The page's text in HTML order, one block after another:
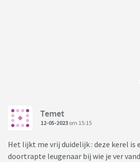
Temet
12-05-2023 om 15:15
Het lijkt me vrij duidelijk : deze kerel is
doortrapte leugenaar bij wie je ver